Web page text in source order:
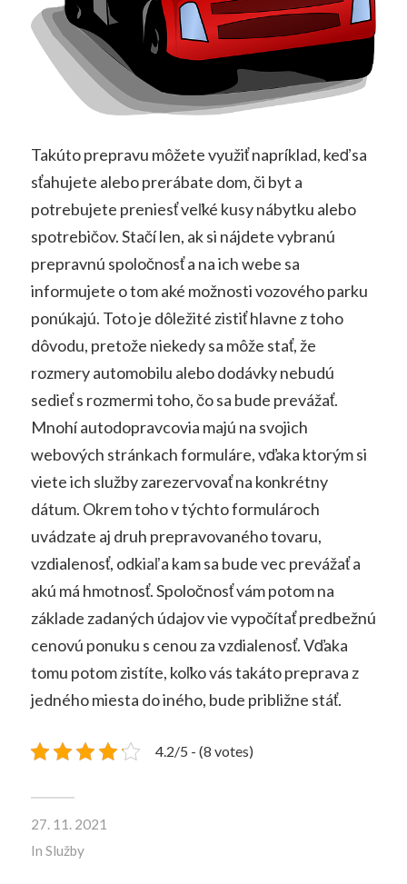
Takúto prepravu môžete využiť napríklad, keď sa
sťahujete alebo prerábate dom, či byt a
potrebujete preniesť veľké kusy nábytku alebo
spotrebičov. Stačí len, ak si nájdete vybranú
prepravnú spoločnosť a na ich webe sa
informujete o tom aké možnosti vozového parku
ponúkajú. Toto je dôležité zistiť hlavne z toho
dôvodu, pretože niekedy sa môže stať, že
rozmery automobilu alebo dodávky nebudú
sedieť s rozmermi toho, čo sa bude prevážať.
Mnohí autodopravcovia majú na svojich
webových stránkach formuláre, vďaka ktorým si
viete ich služby zarezervovať na konkrétny
dátum. Okrem toho v týchto formulároch
uvádzate aj druh prepravovaného tovaru,
vzdialenosť, odkiaľ a kam sa bude vec prevážať a
akú má hmotnosť. Spoločnosť vám potom na
základe zadaných údajov vie vypočítať predbežnú
cenovú ponuku s cenou za vzdialenosť. Vďaka
tomu potom zistíte, koľko vás takáto preprava z
jedného miesta do iného, bude približne stáť.
4.2/5 - (8 votes)
27. 11. 2021
In Služby